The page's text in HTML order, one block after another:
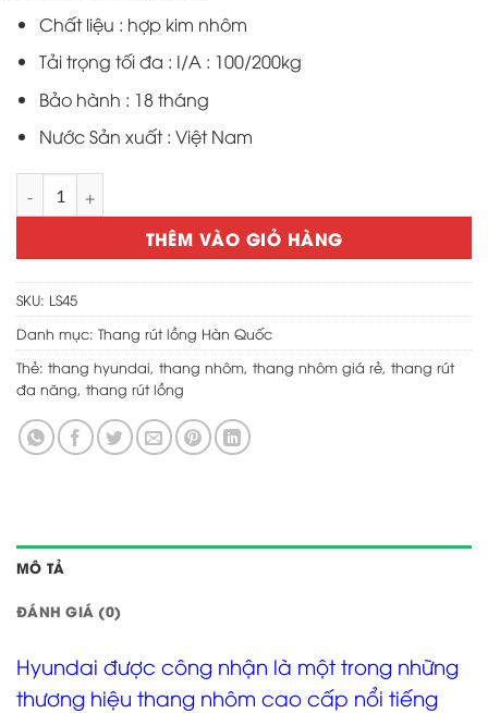
Chất liệu : hợp kim nhôm
Tải trọng tối đa : I/A : 100/200kg
Bảo hành : 18 tháng
Nước Sản xuất : Việt Nam
Thang nhôm rút đa năng Hyndai Ls45 Hàn số lượng
THÊM VÀO GIỎ HÀNG
SKU: LS45
Danh mục: Thang rút lồng Hàn Quốc
Thẻ: thang hyundai, thang nhôm, thang nhôm giá rẻ, thang rút
đa năng, thang rút lồng
MÔ TẢ
ĐÁNH GIÁ (0)
Hyundai được công nhận là một trong những
thương hiệu thang nhôm cao cấp nổi tiếng